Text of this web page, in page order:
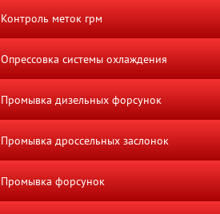
Контроль меток грм
Опрессовка системы охлаждения
Промывка дизельных форсунок
Промывка дроссельных заслонок
Промывка форсунок